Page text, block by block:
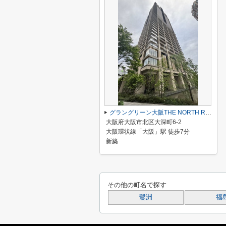
グラングリーン大阪THE NORTH RESIDENCE
大阪府大阪市北区大深町6-2
大阪環状線「大阪」駅 徒歩7分
新築
その他の町名で探す
鷺洲 福